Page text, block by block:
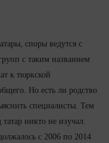
споры ведутся с
с таким названием
к тюркской
Но есть ли родство
специалисты. Тем
никто не изучал.
с 2006 по 2014